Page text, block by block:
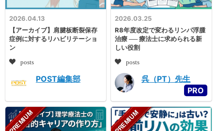
2026.04.13
【アーカイブ】肩腱板断裂保存
症例に対するリハビリテーショ
ン
posts
POST編集部
2026.03.25
R8年度改定で変わるリンパ浮腫
治療 ── 療法士に求められる新
しい役割
posts
呉（PT）先生